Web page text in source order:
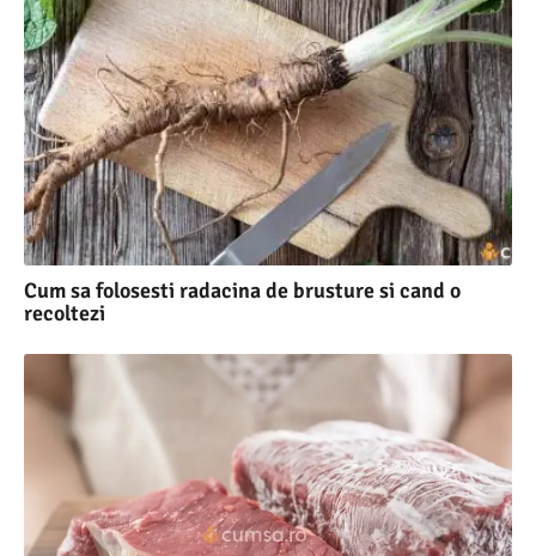
Cum sa folosesti radacina de brusture si cand o
recoltezi